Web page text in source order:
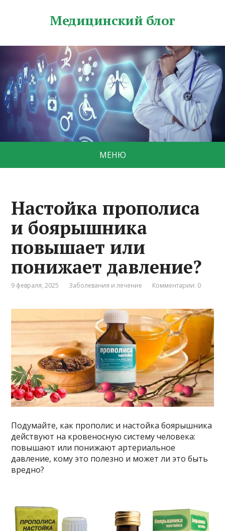
Медицинский блог
МЕНЮ
Настойка прополиса
и боярышника
повышает или
понижает давление?
9 февраля, 2025 Заболевания и лечение Комментарии: 0
Подумайте, как прополис и настойка боярышника
действуют на кровеносную систему человека:
повышают или понижают артериальное
давление, кому это полезно и может ли это быть
вредно?